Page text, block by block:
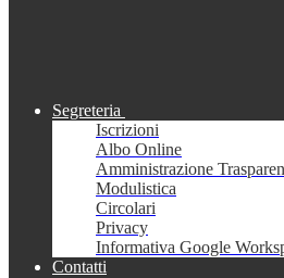
Segreteria
Iscrizioni
Albo Online
Amministrazione
Modulistica
Circolari
Privacy
Informativa Google
Contatti